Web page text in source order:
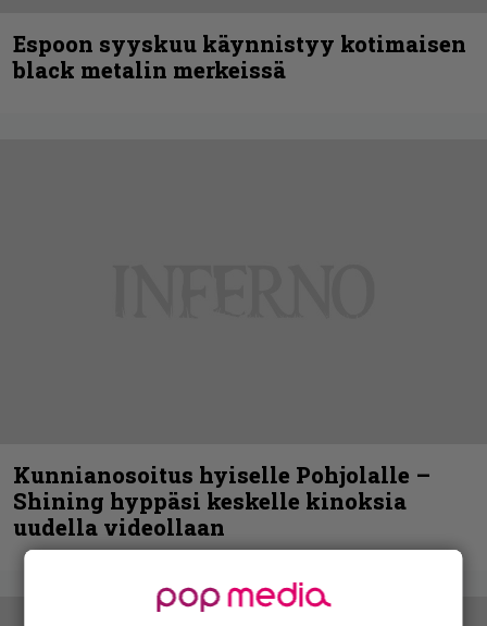
Espoon syyskuu käynnistyy kotimaisen
black metalin merkeissä
Kunnianosoitus hyiselle Pohjolalle –
Shining hyppäsi keskelle kinoksia
uudella videollaan